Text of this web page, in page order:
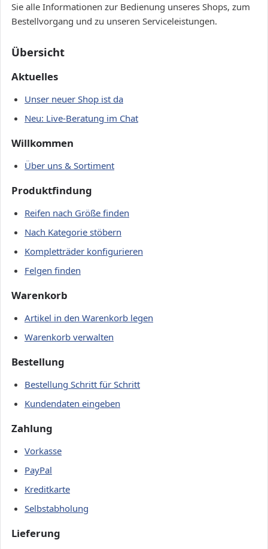
Sie alle Informationen zur Bedienung unseres Shops, zum
Bestellvorgang und zu unseren Serviceleistungen.
Übersicht
Aktuelles
Unser neuer Shop ist da
Neu: Live-Beratung im Chat
Willkommen
Über uns & Sortiment
Produktfindung
Reifen nach Größe finden
Nach Kategorie stöbern
Kompletträder konfigurieren
Felgen finden
Warenkorb
Artikel in den Warenkorb legen
Warenkorb verwalten
Bestellung
Bestellung Schritt für Schritt
Kundendaten eingeben
Zahlung
Vorkasse
PayPal
Kreditkarte
Selbstabholung
Lieferung